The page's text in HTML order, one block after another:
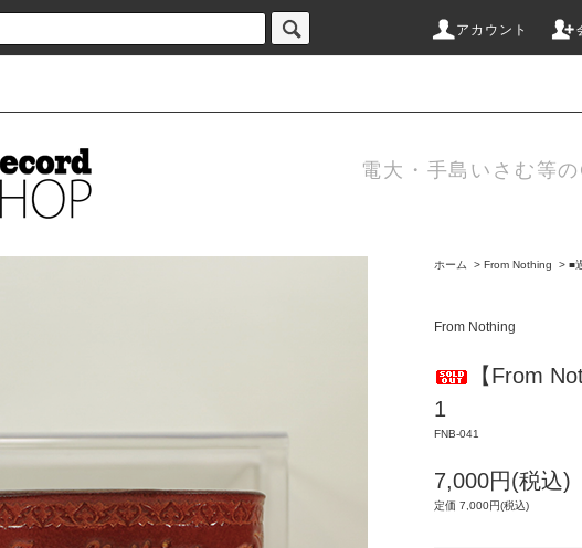
アカウント
電大・手島いさむ等
ホーム > From Nothing > ■
From Nothing
【From
1
FNB-041
7,000円(税込)
定価 7,000円(税込)